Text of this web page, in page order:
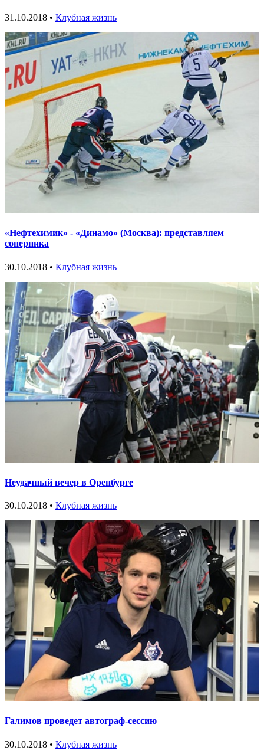
31.10.2018 • Клубная жизнь
«Нефтехимик» - «Динамо» (Москва): представляем
соперника
30.10.2018 • Клубная жизнь
Неудачный вечер в Оренбурге
30.10.2018 • Клубная жизнь
Галимов проведет автограф-сессию
30.10.2018 • Клубная жизнь